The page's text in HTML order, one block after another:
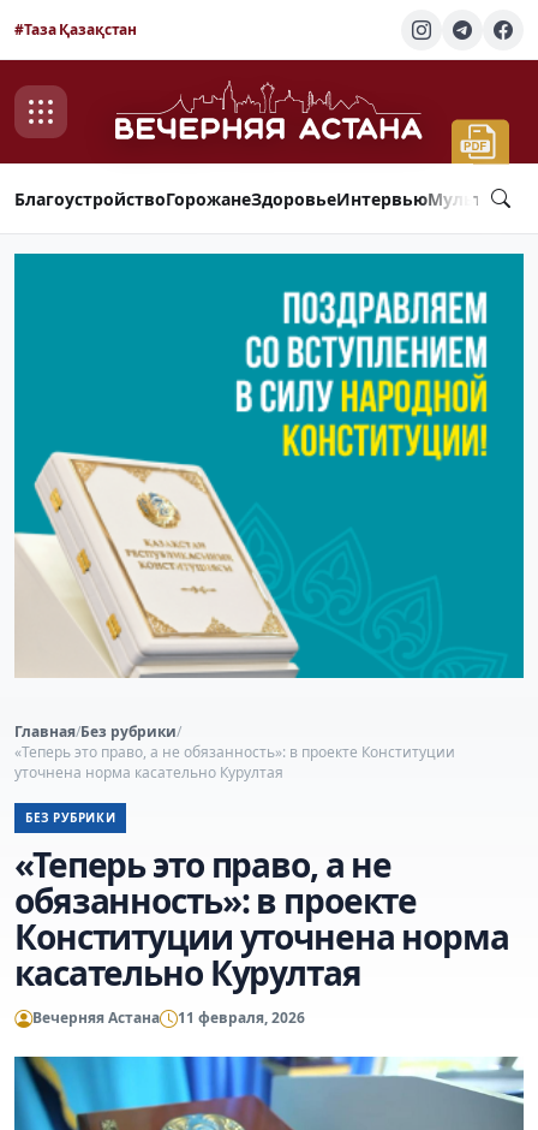
#Таза Қазақстан
БлагоустройствоГорожанеЗдоровьеИнтервью
Главная/Без рубрики/
«Теперь это право, а не обязанность»: в проекте Конституции
уточнена норма касательно Курултая
БЕЗ РУБРИКИ
«Теперь это право, а не
обязанность»: в проекте
Конституции уточнена норма
касательно Курултая
Вечерняя Астана 11 февраля, 2026